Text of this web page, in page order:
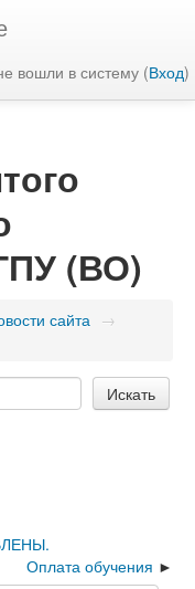
вошли в систему (Вход)
(ВО)
сайта →
Оплата обучения